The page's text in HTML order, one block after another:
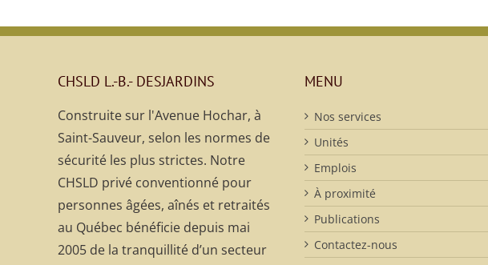
CHSLD L.-B.- DESJARDINS
Construite sur l'Avenue Hochar, à
Saint-Sauveur, selon les normes de
sécurité les plus strictes. Notre
CHSLD privé conventionné pour
personnes âgées, aînés et retraités
au Québec bénéficie depuis mai
2005 de la tranquillité d’un secteur
MENU
Nos services
Unités
Emplois
À proximité
Publications
Contactez-nous